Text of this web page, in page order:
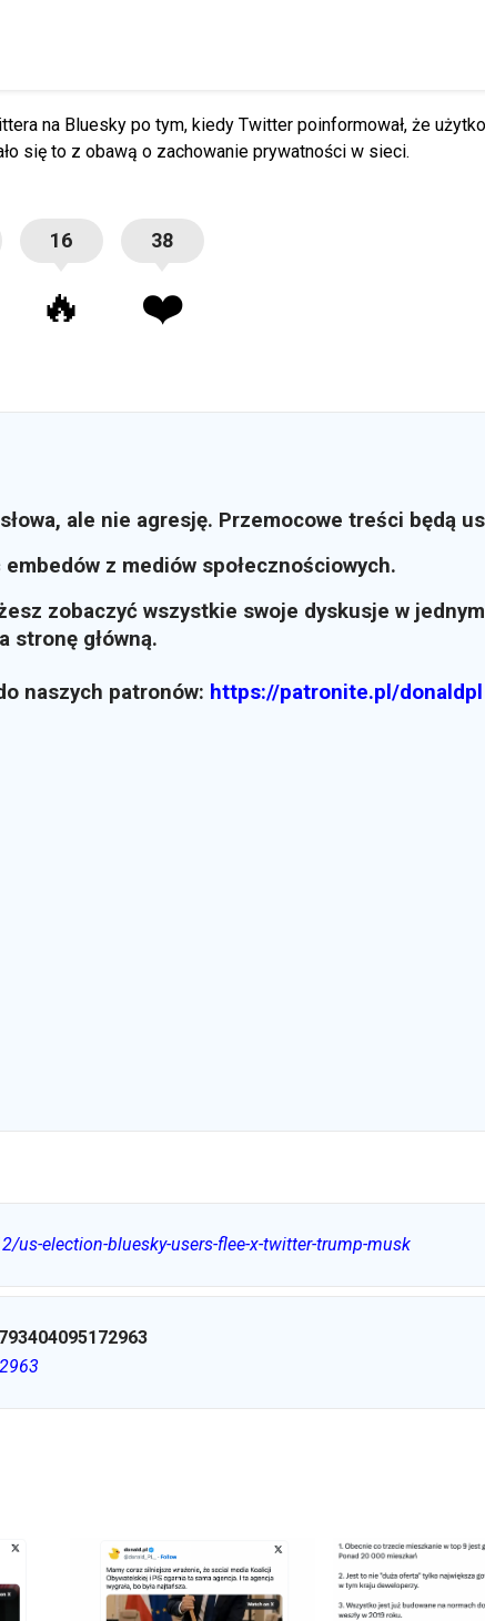
na Bluesky po tym, kiedy Twitter poinformował, że
się to z obawą o zachowanie prywatności w sieci.
16
🔥
38
❤️
ale nie agresję. Przemocowe treści będą
z mediów społecznościowych.
zobaczyć wszystkie swoje dyskusje w jednym
stronę główną.
naszych patronów: https://patronite.pl/donaldpl
election-bluesky-users-flee-x-twitter-trump-musk